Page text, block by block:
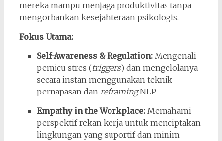
mereka mampu menjaga produktivitas tanpa
mengorbankan kesejahteraan psikologis.
Fokus Utama:
Self-Awareness & Regulation:Mengenali
pemicu stres (triggers) dan mengelolanya
secara instan menggunakan teknik
pernapasan dan reframingNLP.
Empathy in the Workplace:Memahami
perspektif rekan kerja untuk menciptakan
lingkungan yang suportif dan minim